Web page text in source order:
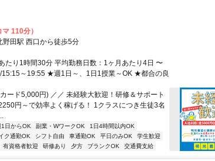
110分）
野田駅 西口から徒歩5分
たり1時間30分 平均勤務日数：1ヶ月あたり4日 〜
15:15～19:55 ★週1日～、1日1授業～OK ★都合の良
ード5,000円) ／／ 未経験大歓迎！研修＆サポート
円～で効率よく稼げる！ 1クラスにつき生徒3名
1日からOK 副業・WワークOK
1日4時間以内OK
ク通勤OK シフト自由 車通勤OK 平日のみOK
学生歓迎
有資格者歓迎 研修あり 夕方 ブランクOK 交通費支給